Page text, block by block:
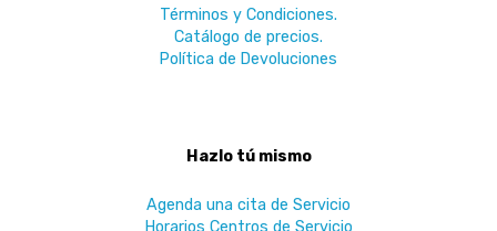
Términos y Condiciones.
Catálogo de precios.
Política de Devoluciones
Hazlo tú mismo
Agenda una cita de Servicio
Horarios Centros de Servicio